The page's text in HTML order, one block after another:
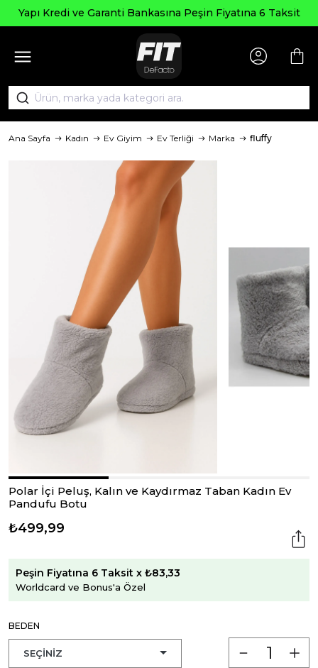
Yapı Kredi ve Garanti Bankasına Peşin Fiyatına 6 Taksit
Ana Sayfa Kadın Ev Giyim Ev Terliği Marka fluffy
Polar İçi Peluş, Kalın ve Kaydırmaz Taban Kadın Ev
Pandufu Botu
₺499,99
Peşin Fiyatına 6 Taksit x ₺83,33
Worldcard ve Bonus'a Özel
BEDEN